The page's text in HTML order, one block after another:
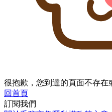
很抱歉，您到達的頁面不存在
回首頁
訂閱我們